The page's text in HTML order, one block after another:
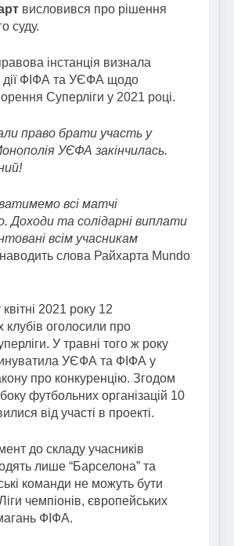
висловився про рішення
суду.
інстанція визнала
дії ФІФА та УЄФА щодо
Суперліги у 2021 році.
право брати участь у
УЄФА закінчилась.
всі матчі
Доходи та солідарні виплати
всім учасникам
слова Райхарта Mundo
2021 року 12
клубів оголосили про
У травні того ж року
УЄФА та ФІФА у
про конкуренцію. Згодом
боку футбольних організацій 10
від участі в проекті.
до складу учасників
лише “Барселона” та
команди не можуть бути
чемпіонів, європейських
ФІФА.